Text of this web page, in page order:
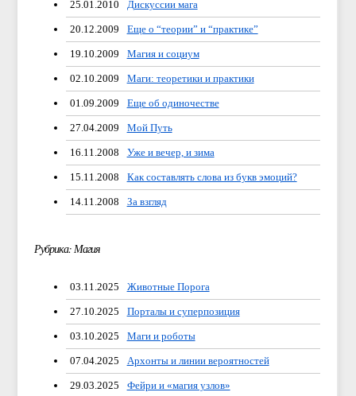
25.01.2010 Дискуссии мага
20.12.2009 Еще о “теории” и “практике”
19.10.2009 Магия и социум
02.10.2009 Маги: теоретики и практики
01.09.2009 Еще об одиночестве
27.04.2009 Мой Путь
16.11.2008 Уже и вечер, и зима
15.11.2008 Как составлять слова из букв эмоций?
14.11.2008 За взгляд
Рубрика: Магия
03.11.2025 Животные Порога
27.10.2025 Порталы и суперпозиция
03.10.2025 Маги и роботы
07.04.2025 Архонты и линии вероятностей
29.03.2025 Фейри и «магия узлов»